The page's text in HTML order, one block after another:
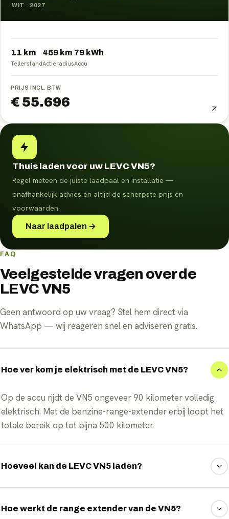
WIT · 2027
11 km
Tellerstand
459 km
Actieradius
79 kWh
Accu
PRIJS INCL. BTW
€ 55.696
Thuis laden voor uw LEVC VN5?
Regel meteen de juiste laadpaal en installatie —
onafhankelijk advies en altijd de scherpste prijs én
voorwaarden.
Naar laadpalen →
FAQ
Veelgestelde vragen over de
LEVC VN5
Geen antwoord op uw vraag? Stel hem direct via
WhatsApp — wij reageren snel en adviseren gratis.
Hoe ver kom je elektrisch met de LEVC VN5?
Op de accu rijdt de VN5 ongeveer 90 kilometer volledig
elektrisch. Met de benzine-range-extender erbij loopt het
totale bereik op tot bijna 500 kilometer.
Hoeveel kan de LEVC VN5 laden?
een laadvermogen rond de 800 kilogram, afhankelijk van
Hoe werkt de range extender van de VN5?